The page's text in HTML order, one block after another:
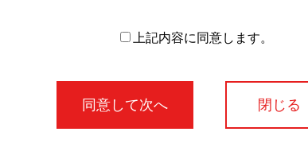
上記内容に同意します。
閉じる